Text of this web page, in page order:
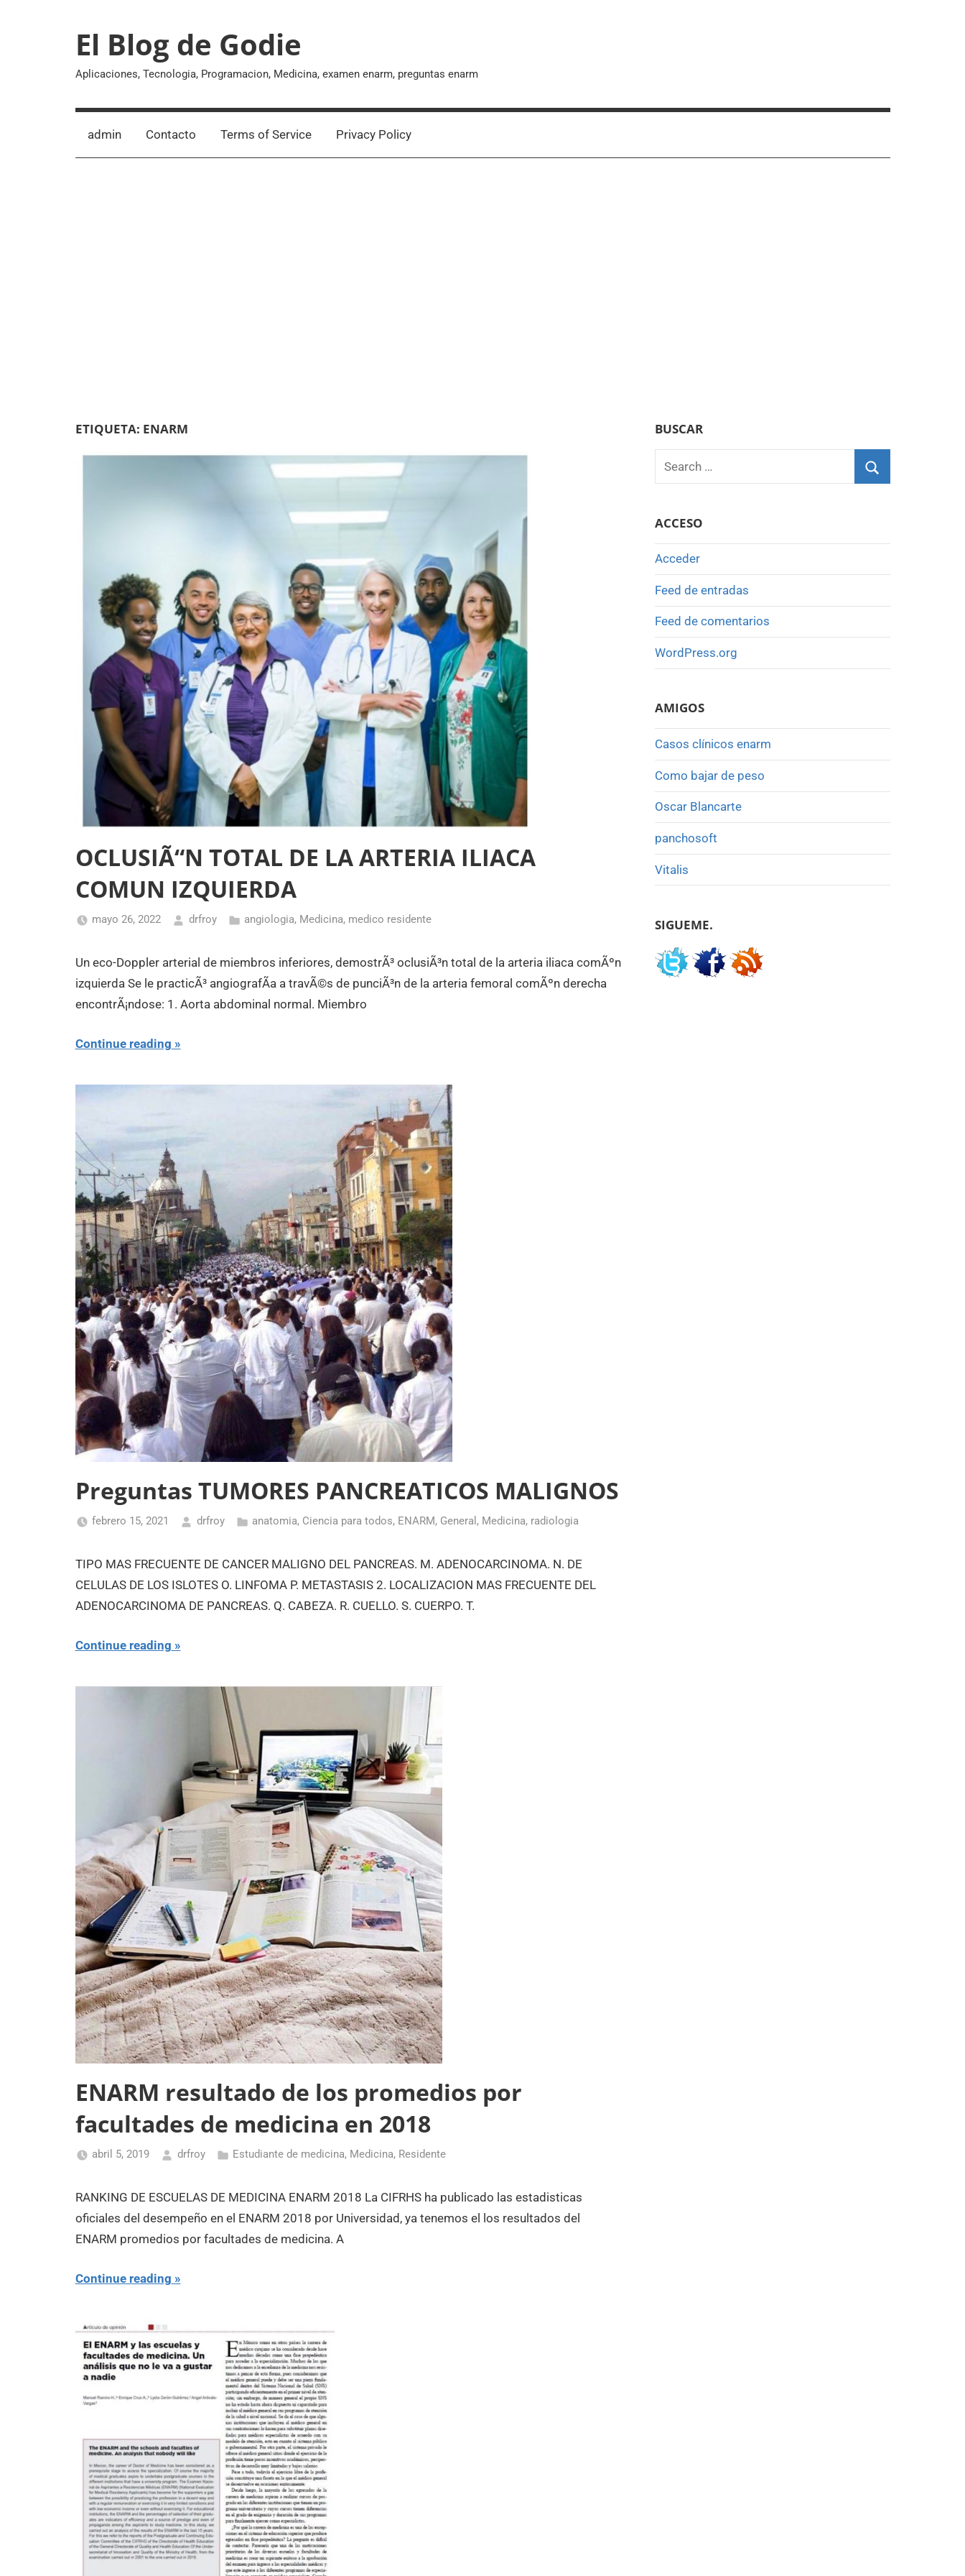
El Blog de Godie
Aplicaciones, Tecnologia, Programacion, Medicina, examen enarm, preguntas enarm
admin Contacto Terms of Service Privacy Policy
ETIQUETA: ENARM
OCLUSIÃ“N TOTAL DE LA ARTERIA ILIACA
COMUN IZQUIERDA
mayo 26, 2022 drfroy angiologia, Medicina, medico residente
Un eco-Doppler arterial de miembros inferiores, demostrÃ³ oclusiÃ³n total de la arteria iliaca comÃºn
izquierda Se le practicÃ³ angiografÃ­a a travÃ©s de punciÃ³n de la arteria femoral comÃºn derecha
encontrÃ¡ndose: 1. Aorta abdominal normal. Miembro
Continue reading
Preguntas TUMORES PANCREATICOS MALIGNOS
febrero 15, 2021 drfroy anatomia, Ciencia para todos, ENARM, General , Medicina, radiologia
TIPO MAS FRECUENTE DE CANCER MALIGNO DEL PANCREAS. M. ADENOCARCINOMA. N. DE
CELULAS DE LOS ISLOTES O. LINFOMA P. METASTASIS 2. LOCALIZACION MAS FRECUENTE DEL
ADENOCARCINOMA DE PANCREAS. Q. CABEZA. R. CUELLO. S. CUERPO. T.
Continue reading
ENARM resultado de los promedios por
facultades de medicina en 2018
abril 5, 2019 drfroy Estudiante de medicina, Medicina, Residente
RANKING DE ESCUELAS DE MEDICINA ENARM 2018 La CIFRHS ha publicado las estadisticas
oficiales del desempeño en el ENARM 2018 por Universidad, ya tenemos el los resultados del
ENARM promedios por facultades de medicina. A
Continue reading
BUSCAR
Search
for:
ACCESO
Acceder
Feed de entradas
Feed de comentarios
WordPress.org
AMIGOS
Casos clínicos enarm
Como bajar de peso
Oscar Blancarte
panchosoft
Vitalis
SIGUEME.